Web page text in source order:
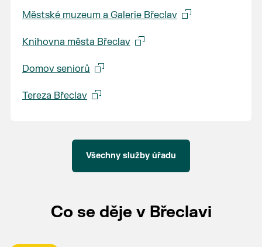
Městské muzeum a Galerie Břeclav
Knihovna města Břeclav
Domov seniorů
Tereza Břeclav
Všechny služby úřadu
Co se děje v Břeclavi